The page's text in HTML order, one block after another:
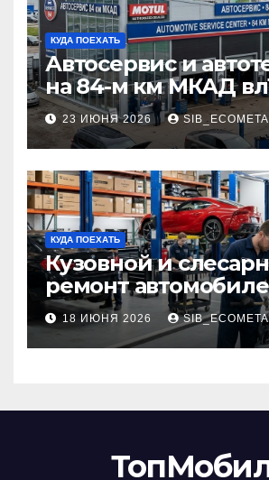
КУДА ПОЕХАТЬ
Автосервис и
на 84-м км МКАД
описание услуг и
работы
23 ИЮНЯ 2026
КУДА ПОЕХАТЬ
Кузовной и
ремонт
наличие
запчастей
и сроки
18 ИЮНЯ 2026